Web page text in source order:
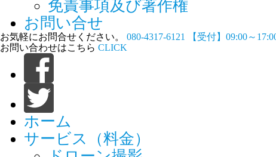
免責事項及び著作権
お問い合せ
お気軽にお問合せください。 080-4317-6121
【受付】09:00～
お問い合わせはこちら CLICK
ホーム
サービス（料金）